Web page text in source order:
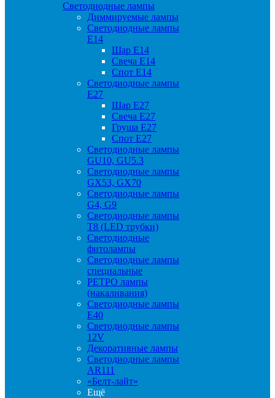
Светодиодные лампы
Диммируемые лампы
Светодиодные лампы
Е14
Шар Е14
Свеча Е14
Спот Е14
Светодиодные лампы
Е27
Шар Е27
Свеча Е27
Груша Е27
Спот Е27
Светодиодные лампы
GU10, GU5.3
Светодиодные лампы
GX53, GX70
Светодиодные лампы
G4, G9
Светодиодные лампы
Т8 (LED трубки)
Светодиодные
фитолампы
Светодиодные лампы
специальные
РЕТРО лампы
(накаливания)
Светодиодные лампы
E40
Светодиодные лампы
12V
Декоративные лампы
Светодиодные лампы
AR111
«Белт-лайт»
Ещё